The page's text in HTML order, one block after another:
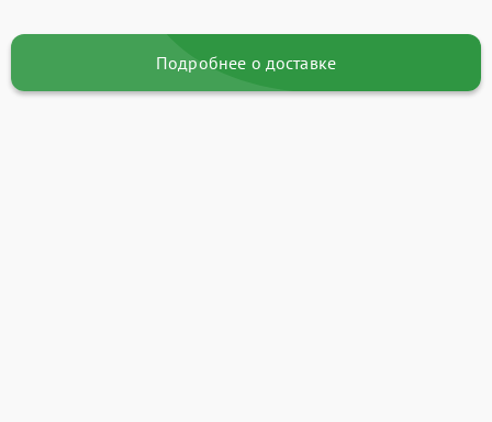
Подробнее о доставке